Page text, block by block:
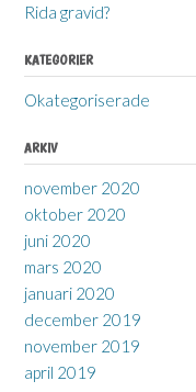
Rida gravid?
KATEGORIER
Okategoriserade
ARKIV
november 2020
oktober 2020
juni 2020
mars 2020
januari 2020
december 2019
november 2019
april 2019